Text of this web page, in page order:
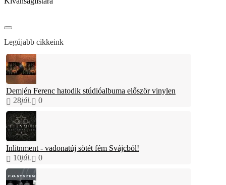
Legújabb cikkeink
Demjén Ferenc hatodik stúdióalbuma először vinylen
28júl. 0
Inlitnment - vadonatúj sötét fém Svájcból!
10júl. 0